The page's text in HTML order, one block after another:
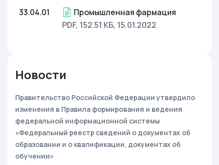
33.04.01
Промышленная фармация
PDF, 152.51 КБ, 15.01.2022
Новости
Правительство Российской Федерации утвердило
изменения в Правила формирования и ведения
федеральной информационной системы
«Федеральный реестр сведений о документах об
образовании и о квалификации, документах об
обучении»